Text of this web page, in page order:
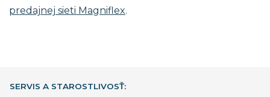
SERVIS A STAROSTLIVOSŤ:
predajnej sieti Magniflex.